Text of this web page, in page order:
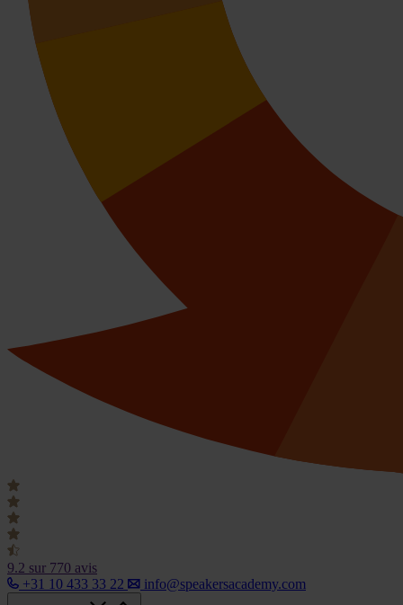
9.2 sur 770 avis
+31 10 433 33 22
info@speakersacademy.com